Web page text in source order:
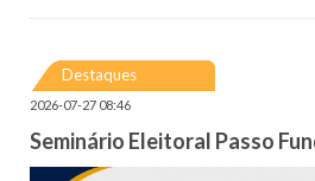
Destaques
2026-07-27 08:46
Seminário Eleitoral Passo